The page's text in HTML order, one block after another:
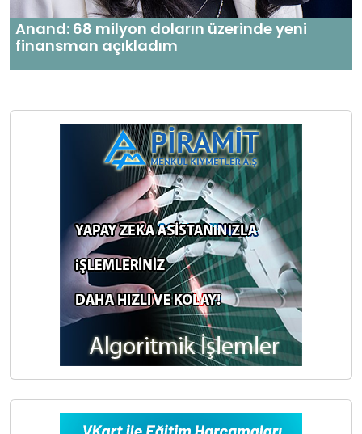
Anand: 68 milyon doların üzerinde yeni
finansman açıkladım